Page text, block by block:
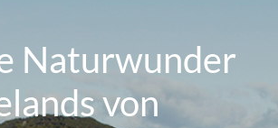
Naturwunder
von